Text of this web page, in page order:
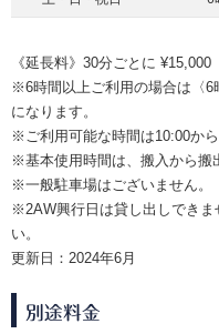
《延長料》30分ごとに ¥15,000
※6時間以上ご利用の場合は〈6
になります。
※ご利用可能な時間は10:00から
※基本使用時間は、搬入から搬
※一般駐車場はございません。
※2AW興行日は貸し出しできま
い。
更新日：2024年6月
別途料金